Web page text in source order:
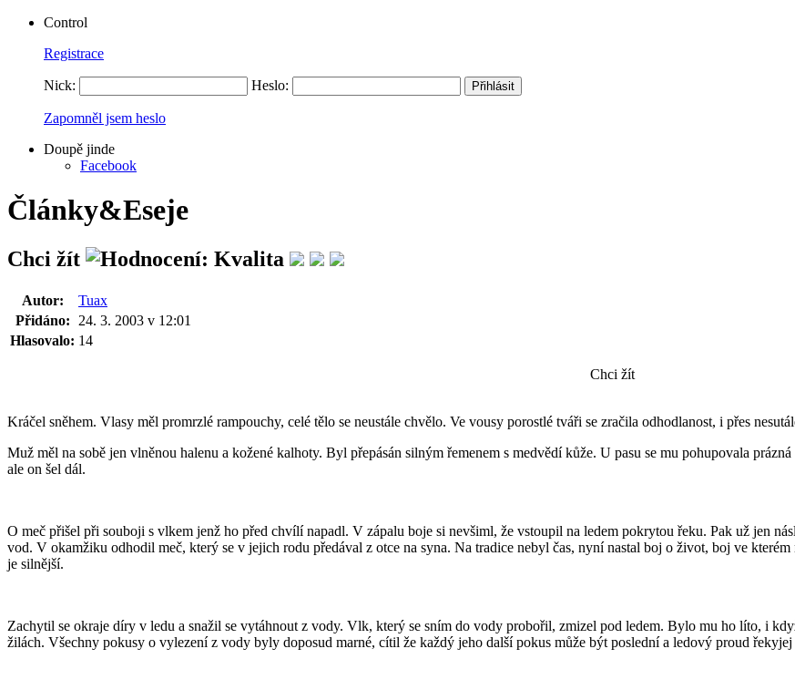
Control
Registrace
Nick: Heslo:
Zapomněl jsem heslo
Doupě jinde
Facebook
Články&Eseje
Chci žít
Autor:
Tuax
Přidáno:
24. 3. 2003 v 12:01
Hlasovalo: 14
Chci žít
Kráčel sněhem. Vlasy měl promrzlé rampouchy, celé tělo se neustále chvělo. Ve vousy porostlé tváři se zračila odhodlanost, i přes
Muž měl na sobě jen vlněnou halenu a kožené kalhoty. Byl přepásán silným řemenem s medvědí kůže. U pasu se mu pohupovala
ale on šel dál.
O meč přišel při souboji s vlkem jenž ho před chvílí napadl. V zápalu boje si nevšiml, že vstoupil na ledem pokrytou řeku. Pak už jen
vod. V okamžiku odhodil meč, který se v jejich rodu předával z otce na syna. Na tradice nebyl čas, nyní nastal boj o život, boj ve
je silnější.
Zachytil se okraje díry v ledu a snažil se vytáhnout z vody. Vlk, který se sním do vody probořil, zmizel pod ledem. Bylo mu ho líto, i
žilách. Všechny pokusy o vylezení z vody byly doposud marné, cítil že každý jeho další pokus může být poslední a ledový proud řekyjej